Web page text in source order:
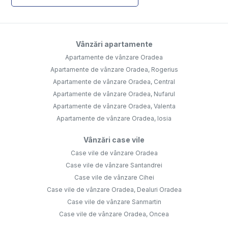
Vânzări apartamente
Apartamente de vânzare Oradea
Apartamente de vânzare Oradea, Rogerius
Apartamente de vânzare Oradea, Central
Apartamente de vânzare Oradea, Nufarul
Apartamente de vânzare Oradea, Valenta
Apartamente de vânzare Oradea, Iosia
Vânzări case vile
Case vile de vânzare Oradea
Case vile de vânzare Santandrei
Case vile de vânzare Cihei
Case vile de vânzare Oradea, Dealuri Oradea
Case vile de vânzare Sanmartin
Case vile de vânzare Oradea, Oncea